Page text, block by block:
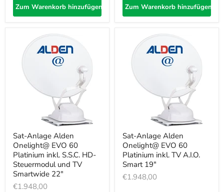
Zum Warenkorb hinzufügen Zum Warenkorb hinzufügen
Sat-Anlage Alden
Onelight@ EVO 60
Platinium inkl. S.S.C. HD-
Steuermodul und TV
Smartwide 22"
€1.948,00
Sat-Anlage Alden
Onelight@ EVO 60
Platinium inkl. TV A.I.O.
Smart 19"
€1.948,00